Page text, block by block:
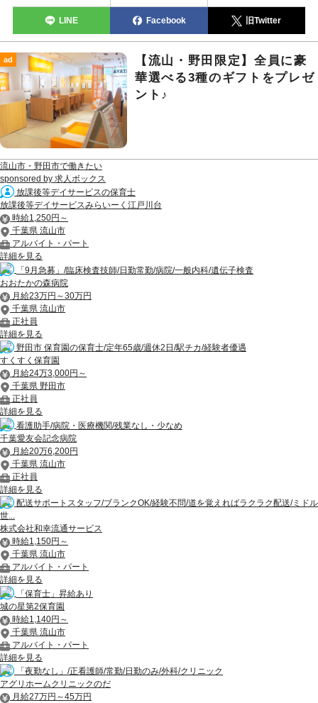
LINE Facebook 旧Twitter
ad
【流山・野田限定】全員に豪
華選べる3種のギフトをプレゼ
ント♪
流山市・野田市で働きたい
sponsored by 求人ボックス
放課後等デイサービスの保育士
放課後等デイサービスみらいーく江戸川台
時給1,250円～
千葉県 流山市
アルバイト・パート
詳細を見る
「9月急募」/臨床検査技師/日勤常勤/病院/一般内科/遺伝子検査
おおたかの森病院
月給23万円～30万円
千葉県 流山市
正社員
詳細を見る
野田市 保育園の保育士/定年65歳/週休2日/駅チカ/経験者優遇
すくすく保育園
月給24万3,000円～
千葉県 野田市
正社員
詳細を見る
看護助手/病院・医療機関/残業なし・少なめ
千葉愛友会記念病院
月給20万6,200円
千葉県 流山市
正社員
詳細を見る
配送サポートスタッフ/ブランクOK/経験不問/道を覚えればラクラク配送/ミドル
世...
株式会社和幸流通サービス
時給1,150円～
千葉県 流山市
アルバイト・パート
詳細を見る
「保育士」昇給あり
城の星第2保育園
時給1,140円～
千葉県 流山市
アルバイト・パート
詳細を見る
「夜勤なし」/正看護師/常勤/日勤のみ/外科/クリニック
アグリホームクリニックのだ
月給27万円～45万円